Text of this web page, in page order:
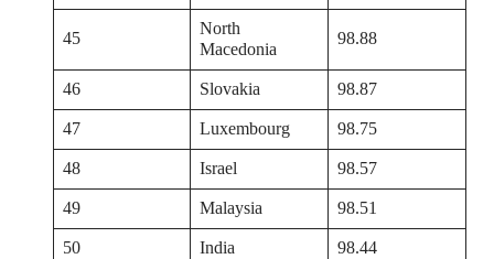
45
North
Macedonia
98.88
46 Slovakia
98.87
47
Luxembourg
98.75
48
Israel
98.57
49
Malaysia
98.51
50
India
98.44